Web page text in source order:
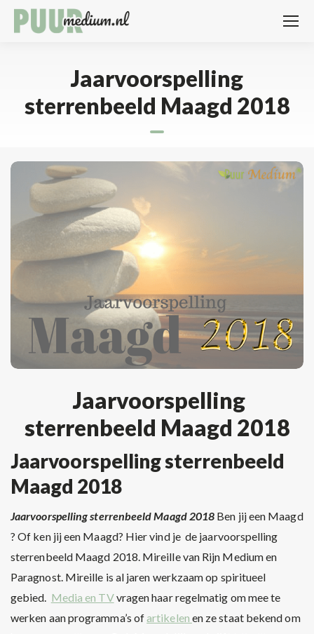
Jaarvoorspelling
sterrenbeeld Maagd 2018
Jaarvoorspelling
sterrenbeeld Maagd 2018
Jaarvoorspelling sterrenbeeld
Maagd 2018
Jaarvoorspelling sterrenbeeld Maagd 2018 Ben jij een Maagd
? Of ken jij een Maagd? Hier vind je de jaarvoorspelling
sterrenbeeld Maagd 2018. Mireille van Rijn Medium en
Paragnost. Mireille is al jaren werkzaam op spiritueel
gebied. Media en TVvragen haar regelmatig om mee te
werken aan programma’s ofartikelen en ze staat bekend om